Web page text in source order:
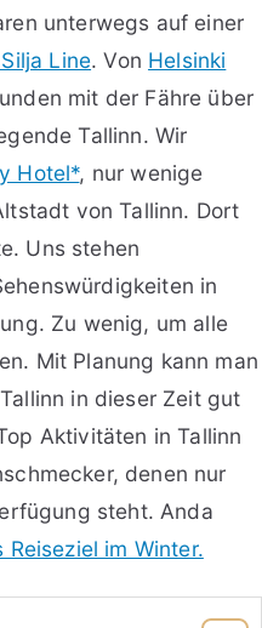
unterwegs auf einer
Line. Von Helsinki
mit der Fähre über
Tallinn. Wir
Hotel*, nur wenige
von Tallinn. Dort
Uns stehen
in
Zu wenig, um alle
Mit Planung kann man
in dieser Zeit gut
Aktivitäten in Tallinn
denen nur
steht. Anda
Reiseziel im Winter.